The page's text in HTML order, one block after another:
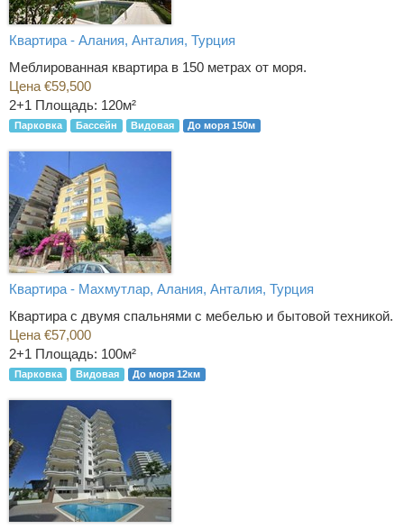
Квартира - Алания, Анталия, Турция
Меблированная квартира в 150 метрах от моря.
Цена €59,500
2+1 Площадь: 120м²
Парковка Бассейн Видовая До моря 150м
Квартира - Махмутлар, Алания, Анталия, Турция
Квартира с двумя спальнями с мебелью и бытовой техникой.
Цена €57,000
2+1 Площадь: 100м²
Парковка Видовая До моря 12км